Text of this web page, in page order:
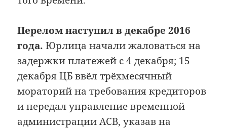
Перелом наступил в декабре 2016
года. Юрлица начали жаловаться на
задержки платежей с 4 декабря; 15
декабря ЦБ ввёл трёхмесячный
мораторий на требования кредиторов
и передал управление временной
администрации АСВ, указав на